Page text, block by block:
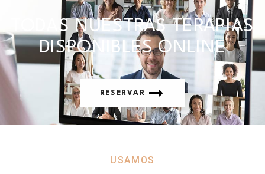
TODAS NUESTRAS TERAPIAS
DISPONIBLES ONLINE
RESERVAR
USAMOS